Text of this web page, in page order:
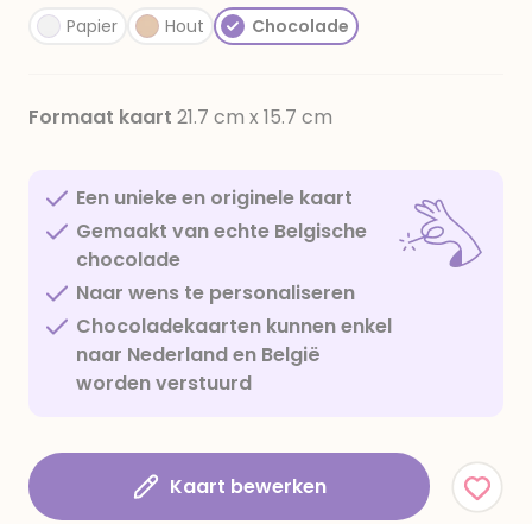
Papier Hout Chocolade
Formaat kaart 21.7 cm x 15.7 cm
Een unieke en originele kaart
Gemaakt van echte Belgische
chocolade
Naar wens te personaliseren
Chocoladekaarten kunnen enkel
naar Nederland en België
worden verstuurd
Kaart bewerken